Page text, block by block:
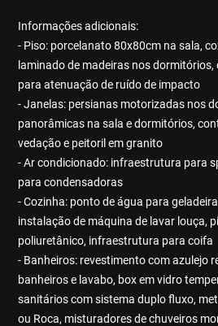
Informações adicionais:
- Piso: porcelanato 80x80cm na sala,
laminado de madeiras nos
para atenuação de ruído de impacto
- Janelas: persianas motorizadas nos
panorâmicas na sala e dormitórios,
vedação e peitoril em granito
- Ar condicionado: infraestrutura para
para condensadoras
- Cozinha: ponto de água para
instalação de máquina de lavar louça,
poliuretânico, infraestrutura para coifa
- Banheiros: revestimento com azulejo
banheiros e lavabo, box em vidro
sanitários com sistema duplo fluxo,
ou Roca, misturadores de chuveiros